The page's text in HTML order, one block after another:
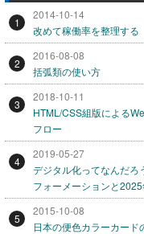
1
2014-10-14
改めて稼働率を整理する
2
2016-08-08
括弧類の使い方
3
2018-10-11
HTML/CSS組版による
フロー
4
2019-05-27
デジタル化ってなんだろ
フォーメーションと
5
2015-10-08
日本の便色カラーカード